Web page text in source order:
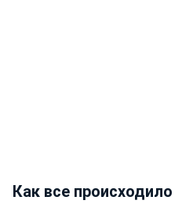
Как все происходило